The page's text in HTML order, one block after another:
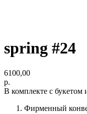
spring #24
6100,00
р.
В комплекте с букетом
Фирменный